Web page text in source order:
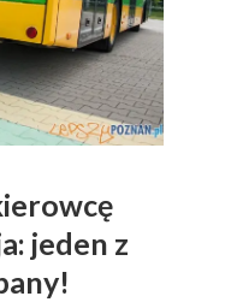
jeden z